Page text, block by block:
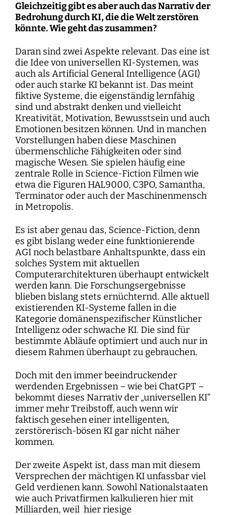
Gleichzeitig gibt es aber auch das Narrativ der
Bedrohung durch KI, die die Welt zerstören
könnte. Wie geht das zusammen?
Daran sind zwei Aspekte relevant. Das eine ist
die Idee von universellen KI-Systemen, was
auch als Artificial General Intelligence (AGI)
oder auch starke KI bekannt ist. Das meint
fiktive Systeme, die eigenständig lernfähig
sind und abstrakt denken und vielleicht
Kreativität, Motivation, Bewusstsein und auch
Emotionen besitzen können. Und in manchen
Vorstellungen haben diese Maschinen
übermenschliche Fähigkeiten oder sind
magische Wesen. Sie spielen häufig eine
zentrale Rolle in Science-Fiction Filmen wie
etwa die Figuren HAL9000, C3PO, Samantha,
Terminator oder auch der Maschinenmensch
in Metropolis.
Es ist aber genau das, Science-Fiction, denn
es gibt bislang weder eine funktionierende
AGI noch belastbare Anhaltspunkte, dass ein
solches System mit aktuellen
Computerarchitekturen überhaupt entwickelt
werden kann. Die Forschungsergebnisse
blieben bislang stets ernüchternd. Alle aktuell
existierenden KI-Systeme fallen in die
Kategorie domänenspezifischer Künstlicher
Intelligenz oder schwache KI. Die sind für
bestimmte Abläufe optimiert und auch nur in
diesem Rahmen überhaupt zu gebrauchen.
Doch mit den immer beeindruckender
werdenden Ergebnissen – wie bei ChatGPT –
bekommt dieses Narrativ der „universellen KI“
immer mehr Treibstoff, auch wenn wir
faktisch gesehen einer intelligenten,
zerstörerisch-bösen KI gar nicht näher
kommen.
Der zweite Aspekt ist, dass man mit diesem
Versprechen der mächtigen KI unfassbar viel
Geld verdienen kann. Sowohl Nationalstaaten
wie auch Privatfirmen kalkulieren hier mit
Milliarden, weil hier riesige